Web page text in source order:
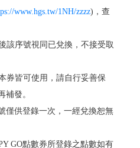
www.hgs.tw/1NH/zzzz)，查
該序號視同已兌換，不接受取
券皆可使用，請自行妥善保
補發。
僅供登錄一次，一經兌換恕無
GO點數券所登錄之點數如有